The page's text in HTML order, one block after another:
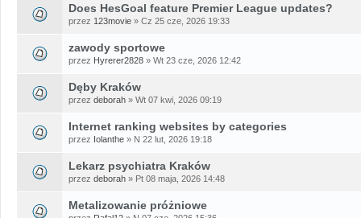
Does HesGoal feature Premier League updates?
przez 123movie » Cz 25 cze, 2026 19:33
zawody sportowe
przez Hyrerer2828 » Wt 23 cze, 2026 12:42
Dęby Kraków
przez deborah » Wt 07 kwi, 2026 09:19
Internet ranking websites by categories
przez Iolanthe » N 22 lut, 2026 19:18
Lekarz psychiatra Kraków
przez deborah » Pt 08 maja, 2026 14:48
Metalizowanie próżniowe